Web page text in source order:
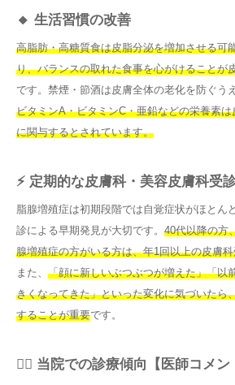
🔸 生活習慣の改善
高脂肪・高糖質食は皮脂分泌を増加させる可
り、バランスの取れた食事を心がけることが
です。禁煙・節酒は皮膚全体の老化を防ぐう
ビタミンA・ビタミンC・亜鉛などの栄養素
に関与するとされています。
⚡ 定期的な皮膚科・美容皮膚科受
脂腺増殖症は初期段階では自覚症状がほとん
診による早期発見が大切です。 40代以降の方
腺増殖症の方がいる方は、年1回以上の皮膚
また、 「顔に新しいぶつぶつが増えた」「以
きくなってきた」といった変化に気づいたら
することが重要です。
👨‍⚕️ 当院での診療傾向【医師コメン